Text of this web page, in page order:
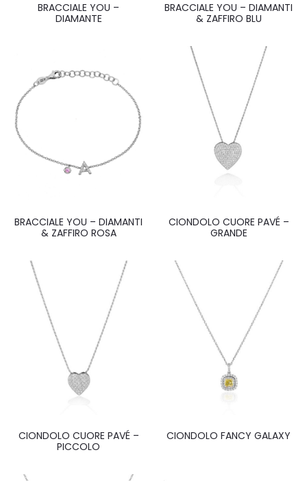
BRACCIALE YOU –
DIAMANTE
BRACCIALE YOU – DIAMANTI
& ZAFFIRO BLU
BRACCIALE YOU – DIAMANTI
& ZAFFIRO ROSA
CIONDOLO CUORE PAVÉ –
GRANDE
CIONDOLO CUORE PAVÉ –
PICCOLO
CIONDOLO FANCY GALAXY